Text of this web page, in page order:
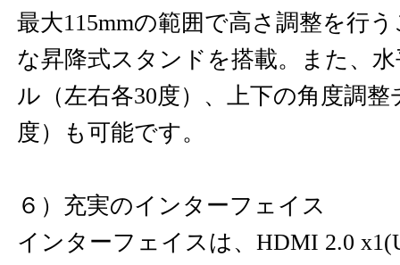
最大115mmの範囲で高さ調整を行
な昇降式スタンドを搭載。また、
ル（左右各30度）、上下の角度調整
度）も可能です。
６）充実のインターフェイス
インターフェイスは、HDMI 2.0